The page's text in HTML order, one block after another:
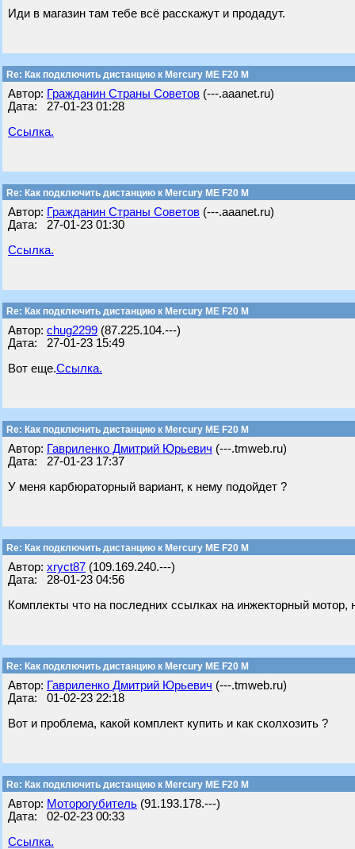
Иди в магазин там тебе всё расскажут и продадут.
Re: Как подключить дистанцию к Mercury ME F20 M
Автор: Гражданин Страны Советов (---.aaanet.ru)
Дата: 27-01-23 01:28
Ссылка.
Re: Как подключить дистанцию к Mercury ME F20 M
Автор: Гражданин Страны Советов (---.aaanet.ru)
Дата: 27-01-23 01:30
Ссылка.
Re: Как подключить дистанцию к Mercury ME F20 M
Автор: chug2299 (87.225.104.---)
Дата: 27-01-23 15:49
Вот еще.Ссылка.
Re: Как подключить дистанцию к Mercury ME F20 M
Автор: Гавриленко Дмитрий Юрьевич (---.tmweb.ru)
Дата: 27-01-23 17:37
У меня карбюраторный вариант, к нему подойдет ?
Re: Как подключить дистанцию к Mercury ME F20 M
Автор: xryct87 (109.169.240.---)
Дата: 28-01-23 04:56
Комплекты что на последних ссылках на инжекторный мотор,
Re: Как подключить дистанцию к Mercury ME F20 M
Автор: Гавриленко Дмитрий Юрьевич (---.tmweb.ru)
Дата: 01-02-23 22:18
Вот и проблема, какой комплект купить и как сколхозить ?
Re: Как подключить дистанцию к Mercury ME F20 M
Автор: Моторогубитель (91.193.178.---)
Дата: 02-02-23 00:33
Ссылка.